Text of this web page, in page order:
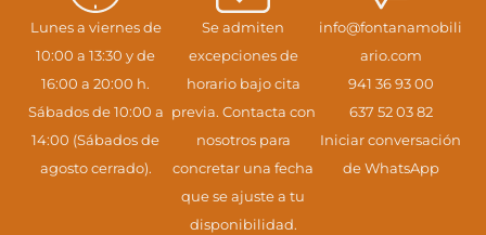
Lunes a viernes de
10:00 a 13:30 y de
16:00 a 20:00 h.
Sábados de 10:00 a
14:00 (Sábados de
agosto cerrado).
Se admiten
excepciones de
horario bajo cita
previa. Contacta con
nosotros para
concretar una fecha
que se ajuste a tu
disponibilidad.
info@fontanamobili
ario.com
941 36 93 00
637 52 03 82
Iniciar conversación
de WhatsApp